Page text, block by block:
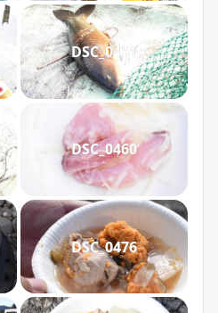
DSC_0451
DSC_0460
DSC_0476